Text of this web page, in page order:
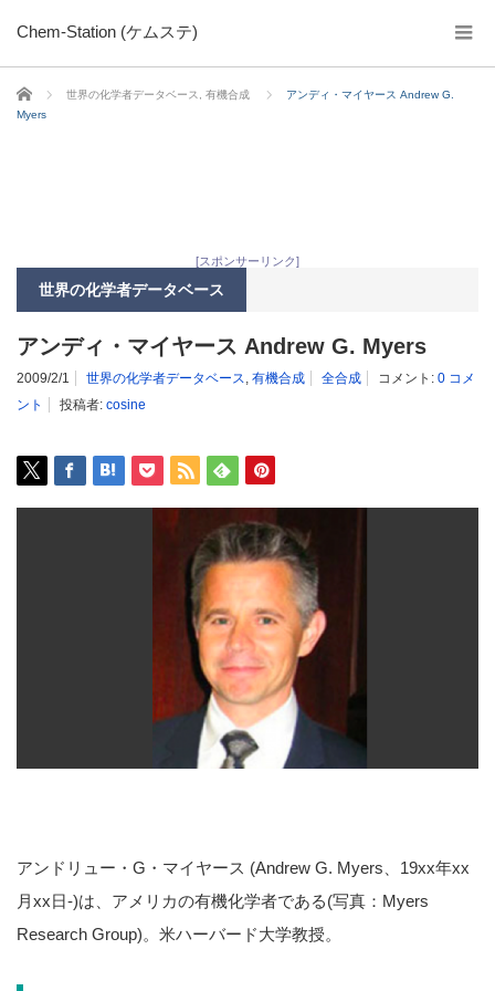
Chem-Station (ケムステ)
ホーム 世界の化学者データベース 有機合成
アンディ・マイヤース Andrew G.
Myers
[スポンサーリンク]
世界の化学者データベース
アンディ・マイヤース Andrew G. Myers
2009/2/1 世界の化学者データベース, 有機合成 全合成 コメント: 0 コメ
ント
投稿者: cosine
アンドリュー・G・マイヤース (Andrew G. Myers、19xx年xx
月xx日-)は、アメリカの有機化学者である(写真：Myers
Research Group)。米ハーバード大学教授。